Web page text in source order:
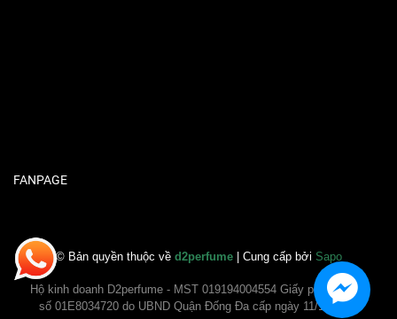
FANPAGE
© Bản quyền thuộc về d2perfume| Cung cấp bởi Sapo
Hộ kinh doanh D2perfume - MST 019194004554 Giấy phép ĐKKD
số 01E8034720 do UBND Quận Đống Đa cấp ngày 11/11/2020